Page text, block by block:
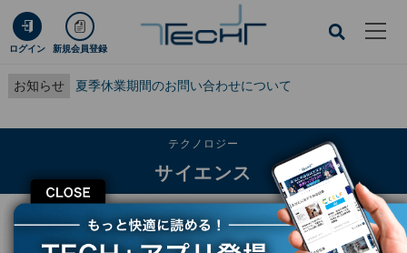
ログイン 新規会員登録
お知らせ 夏季休業期間のお問い合わせについて
CLOSE
テクノロジー
サイエンス
TECH+ テクノロジー
サイエンス